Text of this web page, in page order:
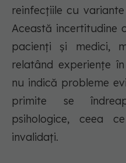
reinfecțiile cu
Această incertitudine
pacienți și medici,
relatând experiențe
nu indică probleme
primite se
psihologice, ceea
invalidați.